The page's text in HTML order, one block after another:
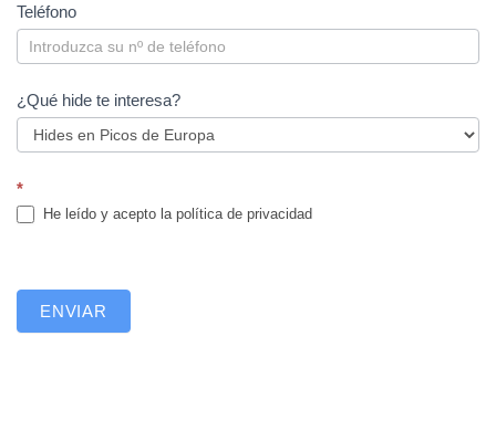
Teléfono
¿Qué hide te interesa?
*
He leído y acepto la política de privacidad
ENVIAR